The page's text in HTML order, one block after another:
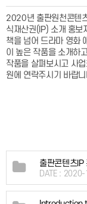
2020년 출판원천콘텐
식재산권(IP) 소개 홍보
책을 넘어 드라마 영화
이 높은 작품을 소개하
작품을 살펴보시고 사
원에 연락주시기 바랍니
출판콘텐츠
DATE :